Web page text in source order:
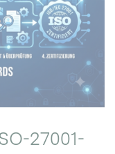
27001-